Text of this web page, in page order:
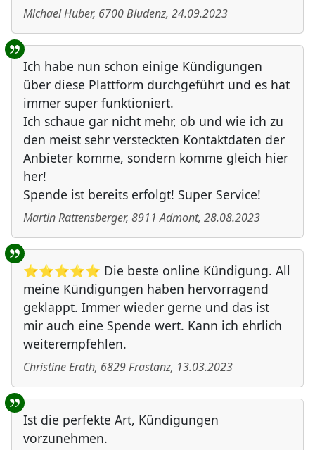
Michael Huber, 6700Bludenz, 24.09.2023
Ich habe nun schon einige Kündigungen
über diese Plattform durchgeführt und es hat
immer super funktioniert.
Ich schaue gar nicht mehr, ob und wie ich zu
den meist sehr versteckten Kontaktdaten der
Anbieter komme, sondern komme gleich hier
her!
Spende ist bereits erfolgt! Super Service!
Martin Rattensberger, 8911 Admont, 28.08.2023
⭐⭐⭐⭐⭐ Die beste online Kündigung. All
meine Kündigungen haben hervorragend
geklappt. Immer wieder gerne und das ist
mir auch eine Spende wert. Kann ich ehrlich
weiterempfehlen.
Christine Erath, 6829Frastanz, 13.03.2023
Ist die perfekte Art, Kündigungen
vorzunehmen.